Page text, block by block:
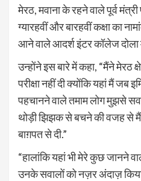
मेरठ, मवाना के रहने वाले पूर्व
ग्यारहवीं और बारहवीं कक्षा का
आने वाले आदर्श इंटर कॉलेज दोला
उन्होंने इस बारे में कहा, “मैंने मेरठ
परीक्षा नहीं दी क्योंकि यहां मैं जब
पहचानने वाले तमाम लोग मुझसे
थोड़ी झिझक से बचने की वजह से
बाग़पत से दी.”
“हालांकि यहां भी मेरे कुछ जानने
उनके सवालों को नज़र अंदाज़